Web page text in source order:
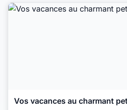
Vos vacances au charmant